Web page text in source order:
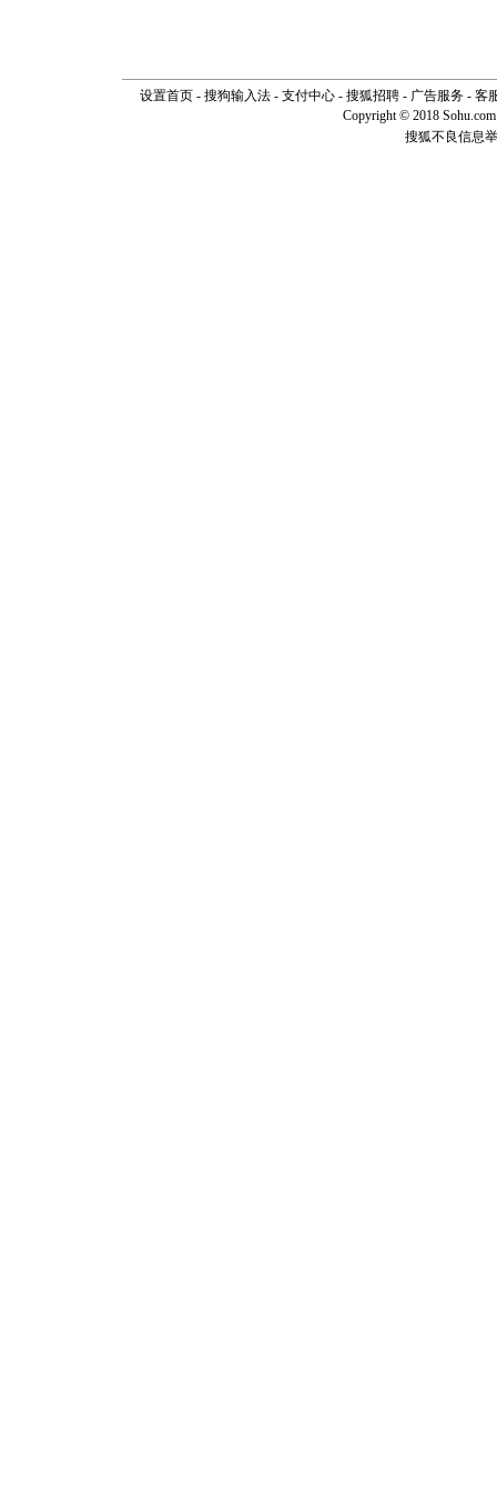
设置首页- 搜狗输入法- 支付中心- 搜狐招聘- 广告服务- 客
Copyright © 2018
搜狐不良信息